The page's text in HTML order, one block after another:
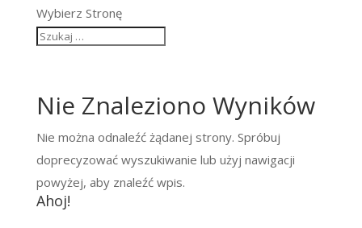
Wybierz Stronę
Nie Znaleziono Wyników
Nie można odnaleźć żądanej strony. Spróbuj
doprecyzować wyszukiwanie lub użyj nawigacji
powyżej, aby znaleźć wpis.
Ahoj!